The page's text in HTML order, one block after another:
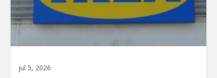
jul 5, 2026